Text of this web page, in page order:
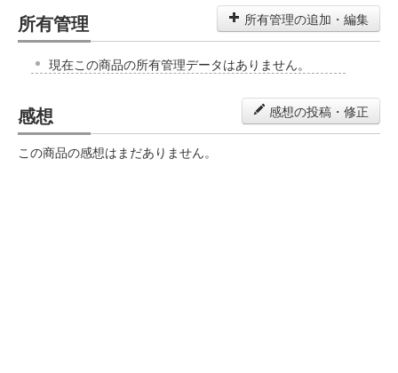
所有管理 所有管理の追加・編集
現在この商品の所有管理データはありません。
感想 感想の投稿・修正
この商品の感想はまだありません。